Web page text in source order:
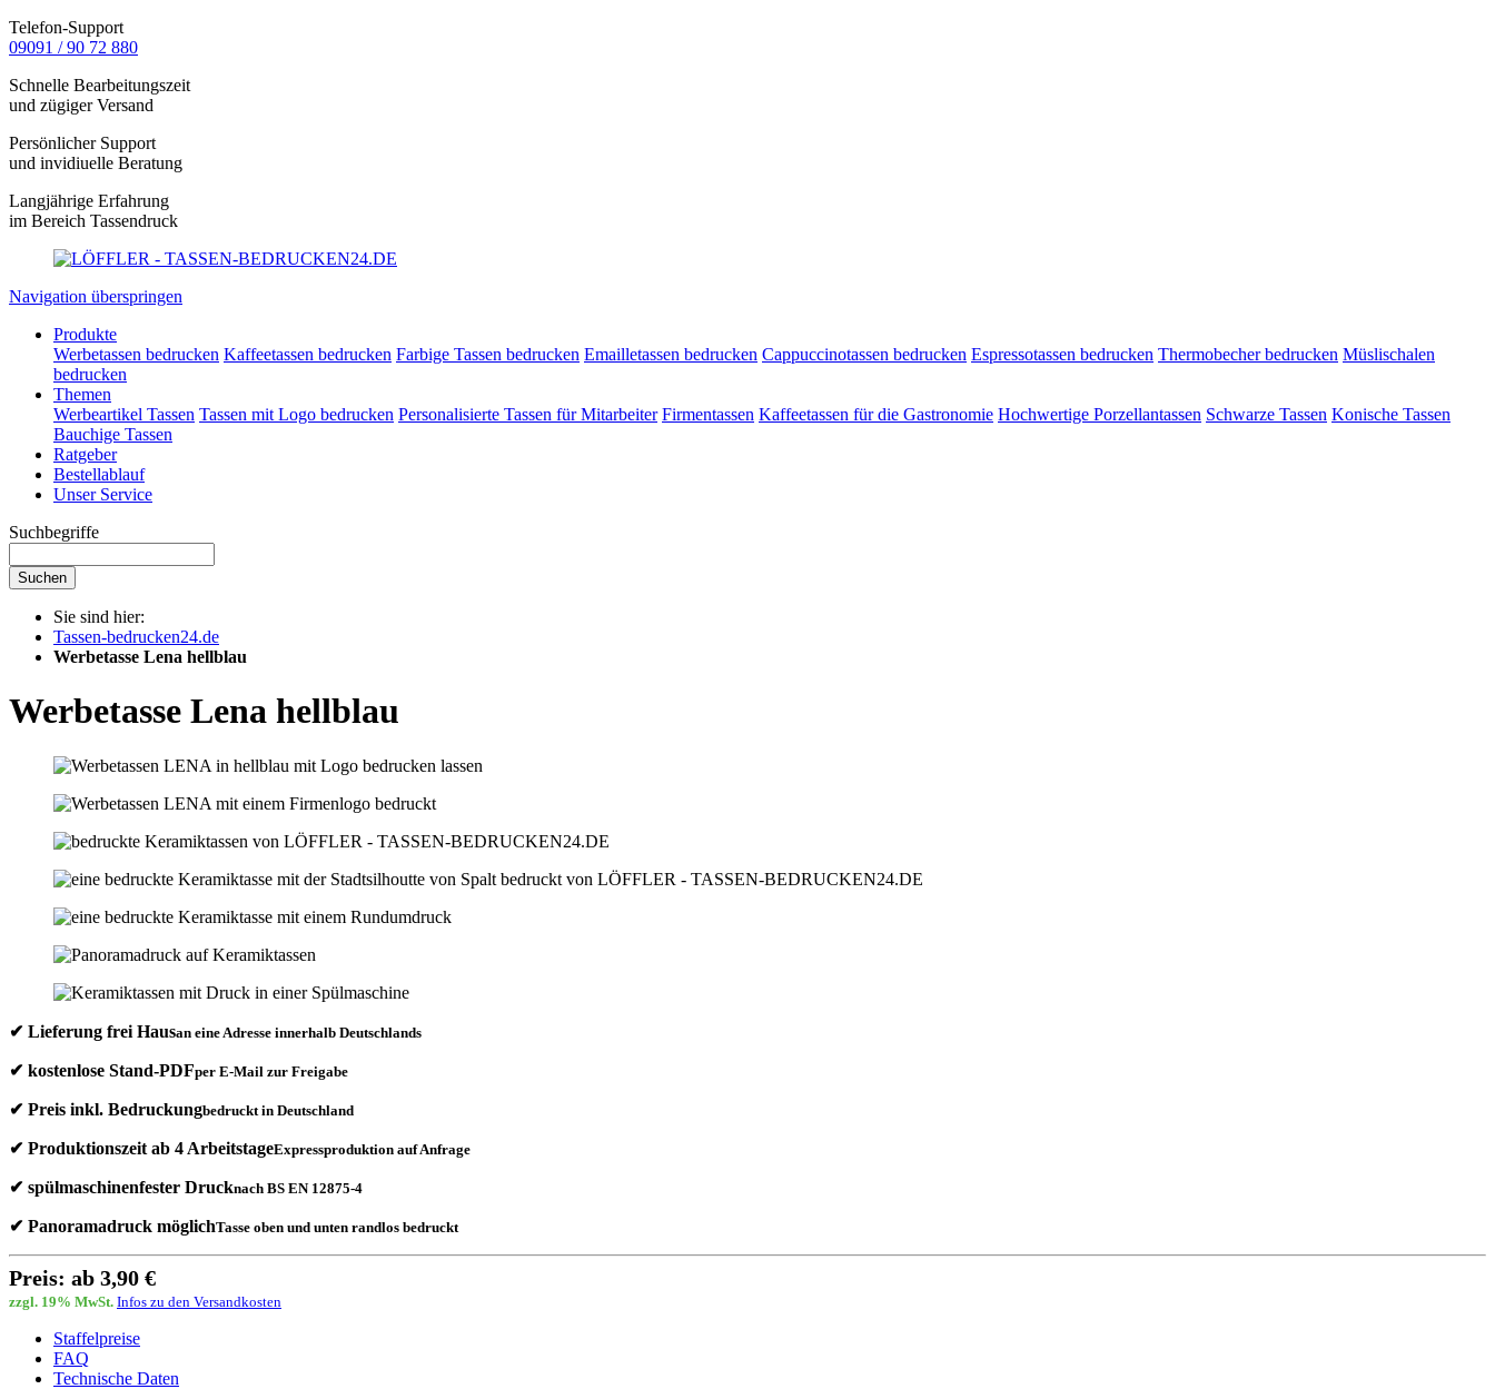
Telefon-Support
09091 / 90 72 880
Schnelle Bearbeitungszeit
und zügiger Versand
Persönlicher Support
und invidiuelle Beratung
Langjährige Erfahrung
im Bereich Tassendruck
Navigation überspringen
Produkte
Werbetassen bedrucken Kaffeetassen bedrucken Farbige Tassen bedrucken Emailletassen bedrucken Cappuccinotassen bedrucken Espressotassen bedrucken Thermobecher bedrucken Müslischalen
bedrucken
Themen
Werbeartikel Tassen Tassen mit Logo bedrucken Personalisierte Tassen für Mitarbeiter Firmentassen Kaffeetassen für die Gastronomie Hochwertige Porzellantassen Schwarze Tassen Konische Tassen
Bauchige Tassen
Ratgeber
Bestellablauf
Unser Service
Suchbegriffe
Suchen
Sie sind hier:
Tassen-bedrucken24.de
Werbetasse Lena hellblau
Werbetasse Lena hellblau
✔ Lieferung frei Hausan eine Adresse innerhalb Deutschlands
✔ kostenlose Stand-PDFper E-Mail zur Freigabe
✔ Preis inkl. Bedruckungbedruckt in Deutschland
✔ Produktionszeit ab 4 ArbeitstageExpressproduktion auf Anfrage
✔ spülmaschinenfester Drucknach BS EN 12875-4
✔ Panoramadruck möglichTasse oben und unten randlos bedruckt
Preis: ab 3,90 €
zzgl. 19% MwSt. Infos zu den Versandkosten
Staffelpreise
FAQ
Technische Daten